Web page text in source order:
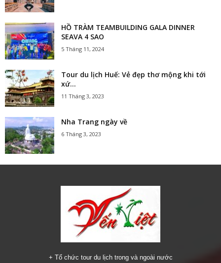
HỒ TRÀM TEAMBUILDING GALA DINNER
SEAVA 4 SAO
5 Tháng 11, 2024
Tour du lịch Huế: Vẻ đẹp thơ mộng khi tới
xứ...
11 Tháng 3, 2023
Nha Trang ngày về
6 Tháng 3, 2023
+ Tổ chức tour du lịch trong và ngoài nước